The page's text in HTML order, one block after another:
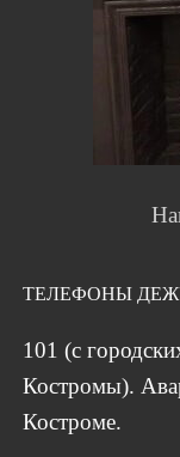
ТЕЛЕФОНЫ
101 (с
Костромы).
Костроме.